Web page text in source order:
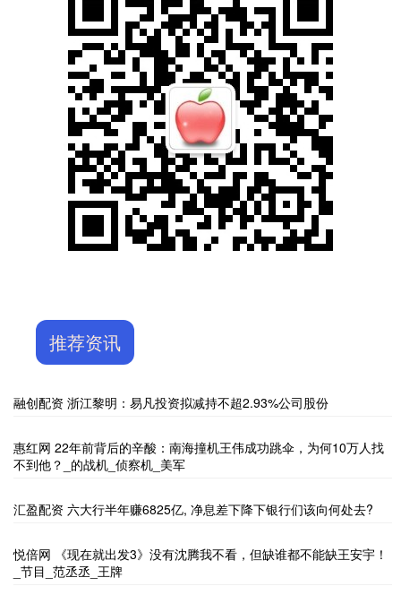
推荐资讯
融创配资 浙江黎明：易凡投资拟减持不超2.93%公司股份
惠红网 22年前背后的辛酸：南海撞机王伟成功跳伞，为何10万人找
不到他？_的战机_侦察机_美军
汇盈配资 六大行半年赚6825亿, 净息差下降下银行们该向何处去?
悦倍网 《现在就出发3》没有沈腾我不看，但缺谁都不能缺王安宇！
_节目_范丞丞_王牌